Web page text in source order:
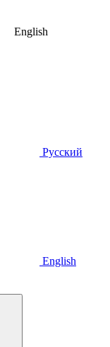
English
Русский
English